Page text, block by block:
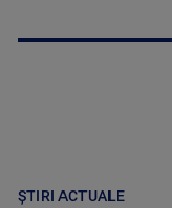
ȘTIRI ACTUALE